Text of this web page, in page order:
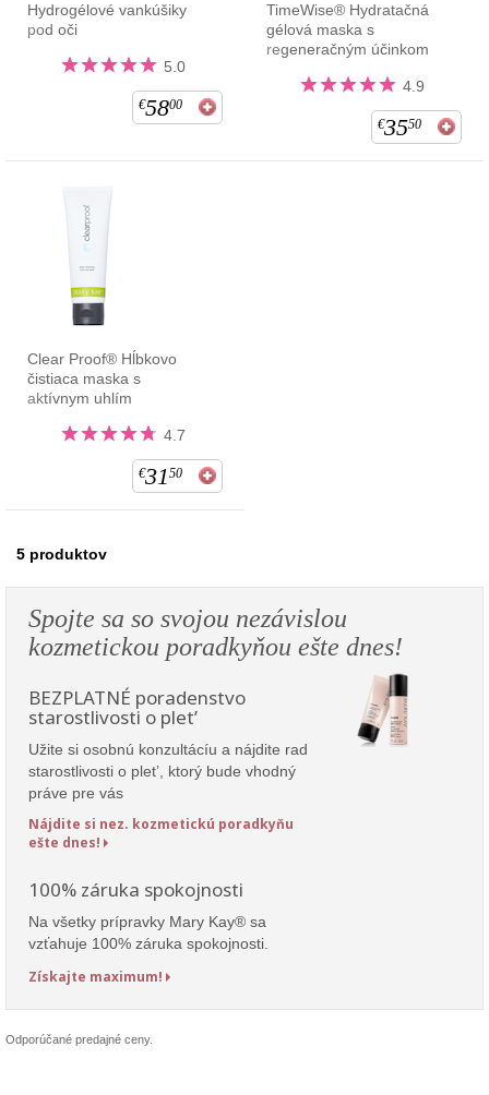
Hydrogélové vankúšiky
pod oči
5.0
€5800
TimeWise® Hydratačná
gélová maska s
regeneračným účinkom
4.9
€3550
Clear Proof® Hĺbkovo
čistiaca maska s
aktívnym uhlím
4.7
€3150
5 produktov
Spojte sa so svojou nezávislou
kozmetickou poradkyňou ešte dnes!
BEZPLATNÉ poradenstvo
starostlivosti o plet’
Užite si osobnú konzultácíu a nájdite rad
starostlivosti o plet’, ktorý bude vhodný
práve pre vás
Nájdite si nez. kozmetickú poradkyňu
ešte dnes!
100% záruka spokojnosti
Na všetky prípravky Mary Kay® sa
vzťahuje 100% záruka spokojnosti.
Získajte maximum!
Odporúčané predajné ceny.